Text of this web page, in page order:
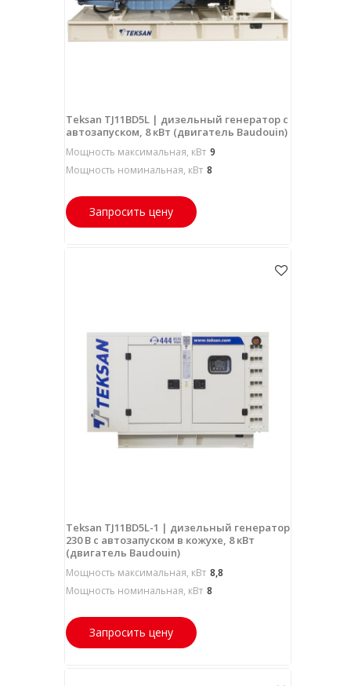
Teksan TJ11BD5L | дизельный генератор с
автозапуском, 8 кВт (двигатель Baudouin)
Мощность максимальная, кВт 9
Мощность номинальная, кВт 8
Запросить цену
Teksan TJ11BD5L-1 | дизельный генератор
230 В с автозапуском в кожухе, 8 кВт
(двигатель Baudouin)
Мощность максимальная, кВт 8,8
Мощность номинальная, кВт 8
Запросить цену